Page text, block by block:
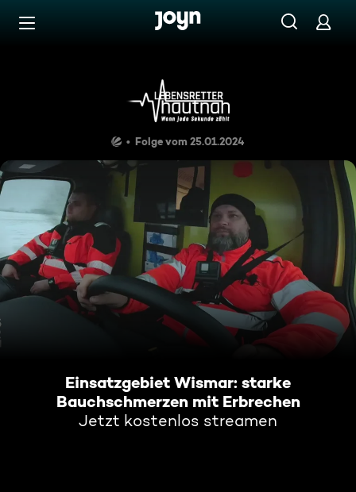
Zum Inhalt springen
Folge vom 25.01.2024
Einsatzgebiet Wismar: starke
Bauchschmerzen mit Erbrechen
Jetzt kostenlos streamen